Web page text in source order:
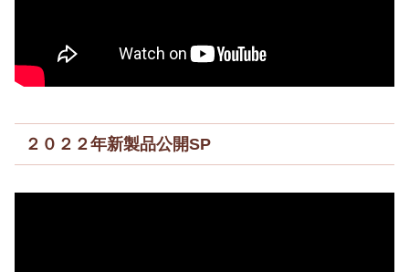
２０２２年新製品公開SP